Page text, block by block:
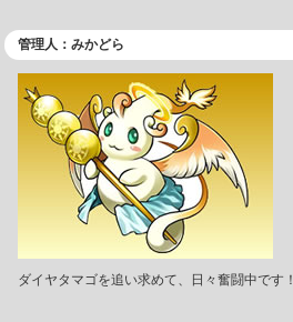
管理人：みかどら
ダイヤタマゴを追い求めて、日々奮闘中です！